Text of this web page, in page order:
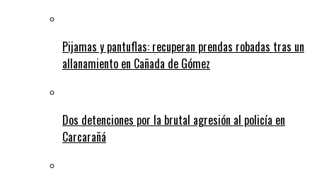
Pijamas y pantuflas: recuperan prendas robadas tras un
allanamiento en Cañada de Gómez
Dos detenciones por la brutal agresión al policía en
Carcarañá